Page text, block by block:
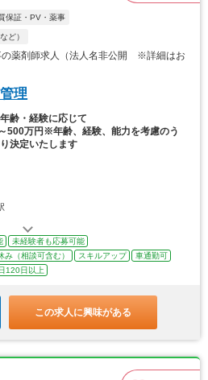
保証・PV・薬事
ど）
の薬剤師求人（法人名非公開 ※詳細はお
理
齢・経験に応じて
500万円※年齢、経験、能力を考慮のう
決定いたします
未経験者も応募可能
み（相談可含む） スキルアップ
車通勤可
120日以上
この求人に興味がある